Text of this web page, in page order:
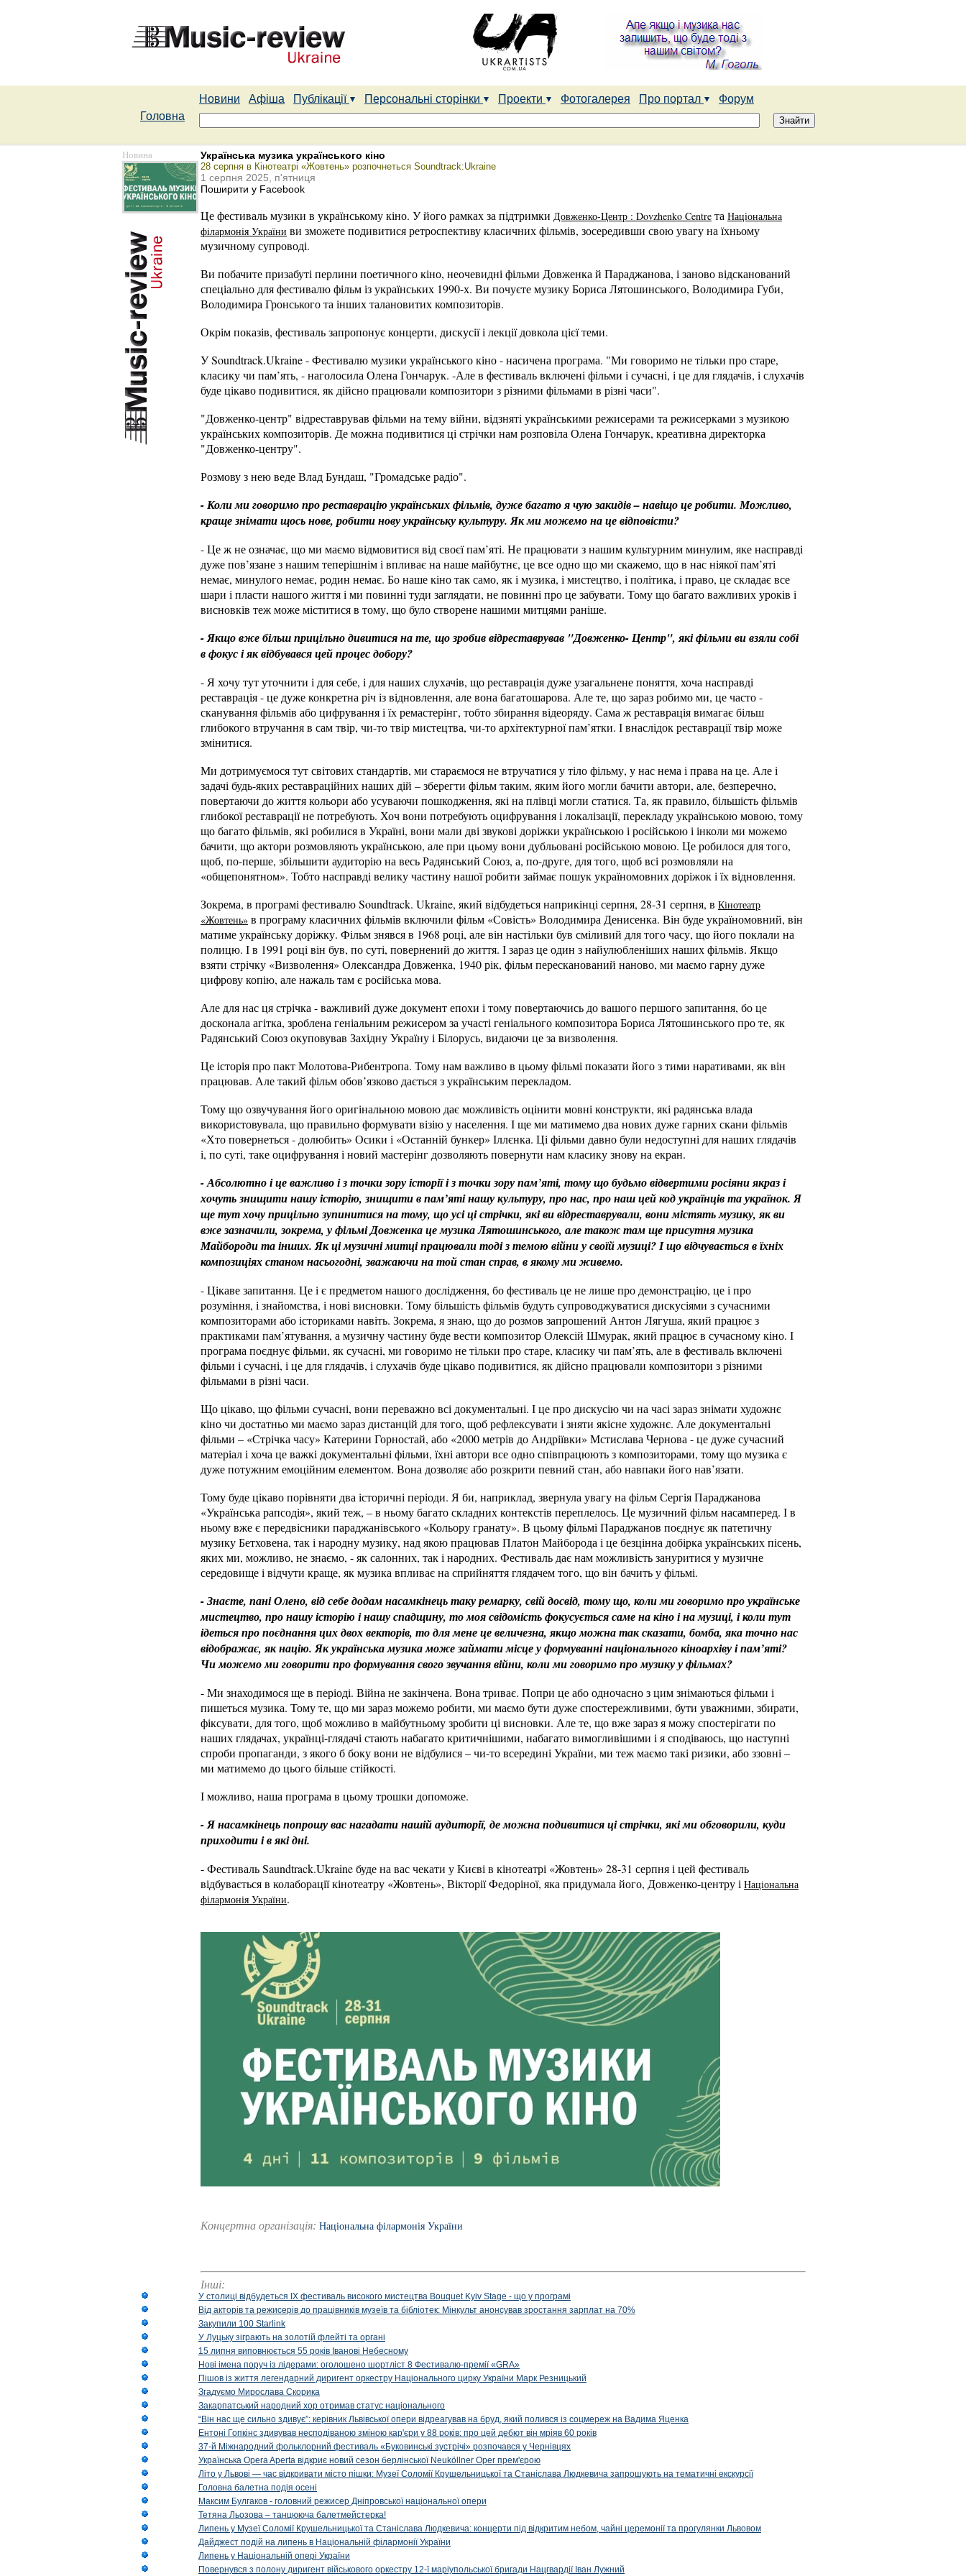
Новини Афіша Публікації Персональні сторінки Проекти Фотогалерея Про портал
Форум
Головна
Новина Українська музика українського кіно
28 серпня в Кінотеатрі «Жовтень» розпочнеться Soundtrack:Ukraine
1 серпня 2025, п'ятниця
Поширити у Facebook
Це фестиваль музики в українському кіно. У його рамках за підтримки Довженко-Центр : Dovzhenko Centre та Національна
філармонія України ви зможете подивитися ретроспективу класичних фільмів, зосередивши свою увагу на їхньому
музичному супроводі.
Ви побачите призабуті перлини поетичного кіно, неочевидні фільми Довженка й Параджанова, і заново відсканований
спеціально для фестивалю фільм із українських 1990-х. Ви почуєте музику Бориса Лятошинського, Володимира Губи,
Володимира Гронського та інших талановитих композиторів.
Окрім показів, фестиваль запропонує концерти, дискусії і лекції довкола цієї теми.
У Soundtrack.Ukraine - Фестивалю музики українського кіно - насичена програма. "Ми говоримо не тільки про старе,
класику чи пам’ять, - наголосила Олена Гончарук. -Але в фестиваль включені фільми і сучасні, і це для глядачів, і слухачів
буде цікаво подивитися, як дійсно працювали композитори з різними фільмами в різні часи".
"Довженко-центр" відреставрував фільми на тему війни, відзняті українськими режисерами та режисерками з музикою
українських композиторів. Де можна подивитися ці стрічки нам розповіла Олена Гончарук, креативна директорка
"Довженко-центру".
Розмову з нею веде Влад Бундаш, "Громадське радіо".
- Коли ми говоримо про реставрацію українських фільмів, дуже багато я чую закидів – навіщо це робити. Можливо,
краще знімати щось нове, робити нову українську культуру. Як ми можемо на це відповісти?
- Це ж не означає, що ми маємо відмовитися від своєї пам’яті. Не працювати з нашим культурним минулим, яке насправді
дуже пов’язане з нашим теперішнім і впливає на наше майбутнє, це все одно що ми скажемо, що в нас ніякої пам’яті
немає, минулого немає, родин немає. Бо наше кіно так само, як і музика, і мистецтво, і політика, і право, це складає все
шари і пласти нашого життя і ми повинні туди заглядати, не повинні про це забувати. Тому що багато важливих уроків і
висновків теж може міститися в тому, що було створене нашими митцями раніше.
- Якщо вже більш прицільно дивитися на те, що зробив відреставрував "Довженко- Центр", які фільми ви взяли собі
в фокус і як відбувався цей процес добору?
- Я хочу тут уточнити і для себе, і для наших слухачів, що реставрація дуже узагальнене поняття, хоча насправді
реставрація - це дуже конкретна річ із відновлення, але вона багатошарова. Але те, що зараз робимо ми, це часто -
сканування фільмів або цифрування і їх ремастерінг, тобто збирання відеоряду. Сама ж реставрація вимагає більш
глибокого втручання в сам твір, чи-то твір мистецтва, чи-то архітектурної пам’ятки. І внаслідок реставрації твір може
змінитися.
Ми дотримуємося тут світових стандартів, ми стараємося не втручатися у тіло фільму, у нас нема і права на це. Але і
задачі будь-яких реставраційних наших дій – зберегти фільм таким, яким його могли бачити автори, але, безперечно,
повертаючи до життя кольори або усуваючи пошкодження, які на плівці могли статися. Та, як правило, більшість фільмів
глибокої реставрації не потребують. Хоч вони потребують оцифрування і локалізації, перекладу українською мовою, тому
що багато фільмів, які робилися в Україні, вони мали дві звукові доріжки українською і російською і інколи ми можемо
бачити, що актори розмовляють українською, але при цьому вони дубльовані російською мовою. Це робилося для того,
щоб, по-перше, збільшити аудиторію на весь Радянський Союз, а, по-друге, для того, щоб всі розмовляли на
«общепонятном». Тобто насправді велику частину нашої робити займає пошук україномовних доріжок і їх відновлення.
Зокрема, в програмі фестивалю Soundtrack. Ukraine, який відбудеться наприкінці серпня, 28-31 серпня, в Кінотеатр
«Жовтень» в програму класичних фільмів включили фільм «Совість» Володимира Денисенка. Він буде україномовний, він
матиме українську доріжку. Фільм знявся в 1968 році, але він настільки був сміливий для того часу, що його поклали на
полицю. І в 1991 році він був, по суті, повернений до життя. І зараз це один з найулюбленіших наших фільмів. Якщо
взяти стрічку «Визволення» Олександра Довженка, 1940 рік, фільм пересканований наново, ми маємо гарну дуже
цифрову копію, але нажаль там є російська мова.
Але для нас ця стрічка - важливий дуже документ епохи і тому повертаючись до вашого першого запитання, бо це
досконала агітка, зроблена геніальним режисером за участі геніального композитора Бориса Лятошинського про те, як
Радянський Союз окуповував Західну Україну і Білорусь, видаючи це за визволення.
Це історія про пакт Молотова-Рибентропа. Тому нам важливо в цьому фільмі показати його з тими наративами, як він
працював. Але такий фільм обов’язково дається з українським перекладом.
Тому що озвучування його оригінальною мовою дає можливість оцінити мовні конструкти, які радянська влада
використовувала, що правильно формувати візію у населення. І ще ми матимемо два нових дуже гарних скани фільмів
«Хто повернеться - долюбить» Осики і «Останній бункер» Іллєнка. Ці фільми давно були недоступні для наших глядачів
і, по суті, таке оцифрування і новий мастерінг дозволяють повернути нам класику знову на екран.
- Абсолютно і це важливо і з точки зору історії і з точки зору пам’яті, тому що будьмо відвертими росіяни якраз і
хочуть знищити нашу історію, знищити в пам’яті нашу культуру, про нас, про наш цей код українців та українок. Я
ще тут хочу прицільно зупинитися на тому, що усі ці стрічки, які ви відреставрували, вони містять музику, як ви
вже зазначили, зокрема, у фільмі Довженка це музика Лятошинського, але також там ще присутня музика
Майбороди та інших. Як ці музичні митці працювали тоді з темою війни у своїй музиці? І що відчувається в їхніх
композиціях станом насьогодні, зважаючи на той стан справ, в якому ми живемо.
- Цікаве запитання. Це і є предметом нашого дослідження, бо фестиваль це не лише про демонстрацію, це і про
розуміння, і знайомства, і нові висновки. Тому більшість фільмів будуть супроводжуватися дискусіями з сучасними
композиторами або істориками навіть. Зокрема, я знаю, що до розмов запрошений Антон Лягуша, який працює з
практиками пам’ятування, а музичну частину буде вести композитор Олексій Шмурак, який працює в сучасному кіно. І
програма поєднує фільми, як сучасні, ми говоримо не тільки про старе, класику чи пам’ять, але в фестиваль включені
фільми і сучасні, і це для глядачів, і слухачів буде цікаво подивитися, як дійсно працювали композитори з різними
фільмами в різні часи.
Що цікаво, що фільми сучасні, вони переважно всі документальні. І це про дискусію чи на часі зараз знімати художнє
кіно чи достатньо ми маємо зараз дистанцій для того, щоб рефлексувати і зняти якісне художнє. Але документальні
фільми – «Стрічка часу» Катерини Горностай, або «2000 метрів до Андріївки» Мстислава Чернова - це дуже сучасний
матеріал і хоча це важкі документальні фільми, їхні автори все одно співпрацюють з композиторами, тому що музика є
дуже потужним емоційним елементом. Вона дозволяє або розкрити певний стан, або навпаки його нав’язати.
Тому буде цікаво порівняти два історичні періоди. Я би, наприклад, звернула увагу на фільм Сергія Параджанова
«Українська рапсодія», який теж, – в ньому багато складних контекстів переплелось. Це музичний фільм насамперед. І в
ньому вже є передвісники параджанівського «Кольору гранату». В цьому фільмі Параджанов поєднує як патетичну
музику Бетховена, так і народну музику, над якою працював Платон Майборода і це безцінна добірка українських пісень,
яких ми, можливо, не знаємо, - як салонних, так і народних. Фестиваль дає нам можливість зануритися у музичне
середовище і відчути краще, як музика впливає на сприйняття глядачем того, що він бачить у фільмі.
- Знаєте, пані Олено, від себе додам насамкінець таку ремарку, свій досвід, тому що, коли ми говоримо про українське
мистецтво, про нашу історію і нашу спадщину, то моя свідомість фокусується саме на кіно і на музиці, і коли тут
ідеться про поєднання цих двох векторів, то для мене це величезна, якщо можна так сказати, бомба, яка точно нас
відображає, як націю. Як українська музика може займати місце у формуванні національного кіноархіву і пам’яті?
Чи можемо ми говорити про формування свого звучання війни, коли ми говоримо про музику у фільмах?
- Ми знаходимося ще в періоді. Війна не закінчена. Вона триває. Попри це або одночасно з цим знімаються фільми і
пишеться музика. Тому те, що ми зараз можемо робити, ми маємо бути дуже спостережливими, бути уважними, збирати,
фіксувати, для того, щоб можливо в майбутньому зробити ці висновки. Але те, що вже зараз я можу спостерігати по
наших глядачах, українці-глядачі стають набагато критичнішими, набагато вимогливішими і я сподіваюсь, що наступні
спроби пропаганди, з якого б боку вони не відбулися – чи-то всередині України, ми теж маємо такі ризики, або ззовні –
ми матимемо до цього більше стійкості.
І можливо, наша програма в цьому трошки допоможе.
- Я насамкінець попрошу вас нагадати нашій аудиторії, де можна подивитися ці стрічки, які ми обговорили, куди
приходити і в які дні.
- Фестиваль Saundtrack.Ukraine буде на вас чекати у Києві в кінотеатрі «Жовтень» 28-31 серпня і цей фестиваль
відбувається в колаборації кінотеатру «Жовтень», Вікторії Федоріної, яка придумала його, Довженко-центру і Національна
філармонія України.
Концертна організація: Національна філармонія України
Інші:
У столиці відбудеться IX фестиваль високого мистецтва Bouquet Kyiv Stage - що у програмі
Від акторів та режисерів до працівників музеїв та бібліотек: Мінкульт анонсував зростання зарплат на 70%
Закупили 100 Starlink
У Луцьку зіграють на золотій флейті та органі
15 липня виповнюється 55 років Іванові Небесному
Нові імена поруч із лідерами: оголошено шортліст 8 Фестивалю-премії «GRA»
Пішов із життя легендарний диригент оркестру Національного цирку України Марк Резницький
Згадуємо Мирослава Скорика
Закарпатський народний хор отримав статус національного
“Він нас ще сильно здивує”: керівник Львівської опери відреагував на бруд, який полився із соцмереж на Вадима Яценка
Ентоні Гопкінс здивував несподіваною зміною кар'єри у 88 років: про цей дебют він мріяв 60 років
37-й Міжнародний фольклорний фестиваль «Буковинські зустрічі» розпочався у Чернівцях
Українська Opera Aperta відкриє новий сезон берлінської Neuköllner Oper прем'єрою
Літо у Львові — час відкривати місто пішки: Музеї Соломії Крушельницької та Станіслава Людкевича запрошують на тематичні екскурсії
Головна балетна подія осені
Максим Булгаков - головний режисер Дніпровської національної опери
Тетяна Льозова – танцююча балетмейстерка!
Липень у Музеї Соломії Крушельницької та Станіслава Людкевича: концерти під відкритим небом, чайні церемонії та прогулянки Львовом
Дайджест подій на липень в Національній філармонії України
Липень у Національній опері України
Повернувся з полону диригент військового оркестру 12-ї маріупольської бригади Нацгвардії Іван Лужний